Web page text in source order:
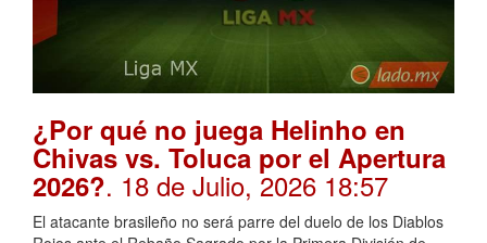
¿Por qué no juega Helinho en
Chivas vs. Toluca por el Apertura
2026?. 18 de Julio, 2026 18:57
El atacante brasileño no será parre del duelo de los Diablos